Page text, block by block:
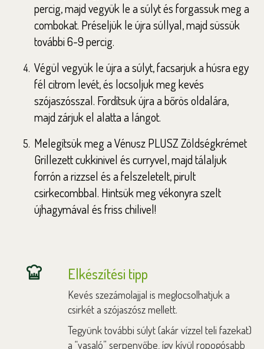
percig, majd vegyük le a súlyt és forgassuk meg a
combokat. Préseljük le újra súllyal, majd süssük
további 6-9 percig.
Végül vegyük le újra a súlyt, facsarjuk a húsra egy
fél citrom levét, és locsoljuk meg kevés
szójaszósszal. Fordítsuk újra a bőrös oldalára,
majd zárjuk el alatta a lángot.
Melegítsük meg a Vénusz PLUSZ Zöldségkrémet
Grillezett cukkinivel és curryvel, majd tálaljuk
forrón a rizzsel és a felszeletelt, pirult
csirkecombbal. Hintsük meg vékonyra szelt
újhagymával és friss chilivel!
Elkészítési tipp
Kevés szezámolajjal is meglocsolhatjuk a
csirkét a szójaszósz mellett.
Tegyünk további súlyt (akár vízzel teli fazekat)
a “vasaló” serpenyőbe, így kívül ropogósabb